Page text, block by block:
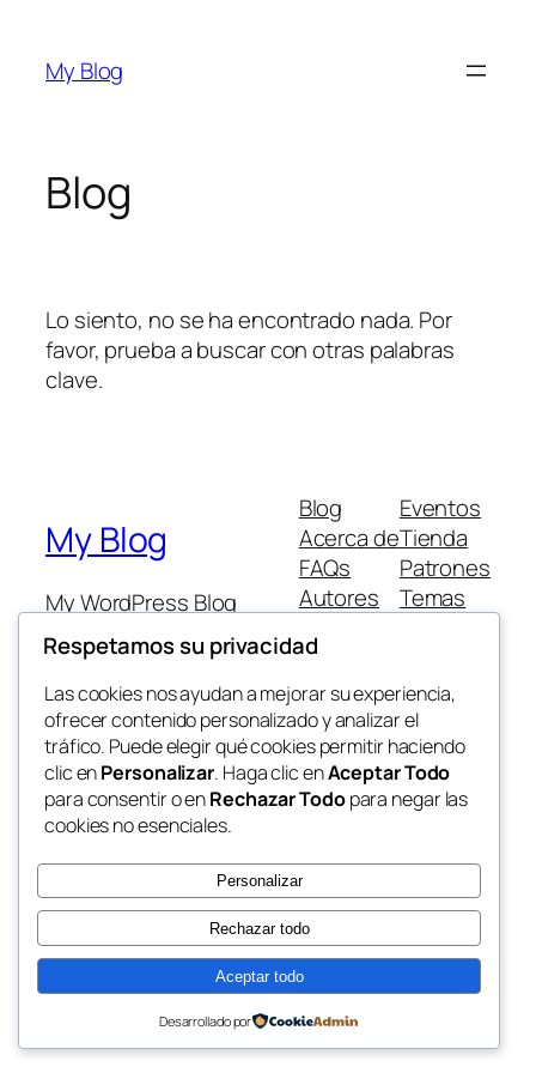
contenido
My Blog
Blog
Lo siento, no se ha encontrado nada. Por
favor, prueba a buscar con otras palabras
clave.
My Blog
My WordPress Blog
Blog
Acerca de
FAQs
Autores
Eventos
Tienda
Patrones
Temas
Twenty Twenty-Five Diseñado conWordPress
Respetamos su privacidad
Las cookies nos ayudan a mejorar su experiencia,
ofrecer contenido personalizado y analizar el
tráfico. Puede elegir qué cookies permitir haciendo
clic enPersonalizar. Haga clic enAceptar Todo
para consentir o enRechazar Todopara negar las
cookies no esenciales.
Personalizar
Rechazar todo
Aceptar todo
Desarrollado por